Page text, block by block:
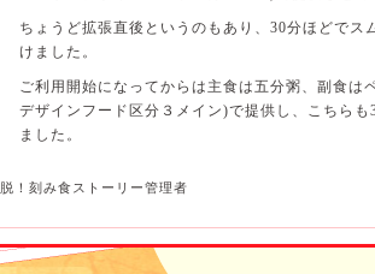
ちょうど拡張直後というのもあり、30分ほどでス
けました。
ご利用開始になってからは主食は五分粥、副食は
デザインフード区分３メイン)で提供し、こちら
ました。
食事とおやつ合わせて500〜600kcal程度摂取して
せていただきました。 もちろんペーストの食事
ため、栄養補助食品でカバーしながら献立を組み
脱！刻み食ストーリー管理者